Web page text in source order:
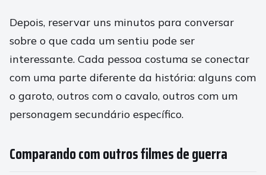
Depois, reservar uns minutos para conversar
sobre o que cada um sentiu pode ser
interessante. Cada pessoa costuma se conectar
com uma parte diferente da história: alguns com
o garoto, outros com o cavalo, outros com um
personagem secundário específico.
Comparando com outros filmes de guerra